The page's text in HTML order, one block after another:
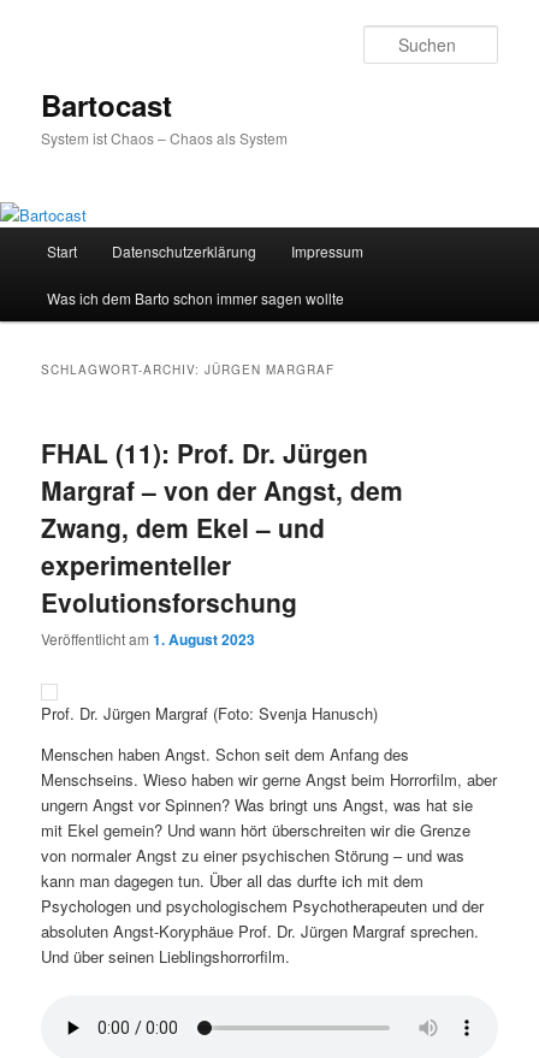
Bartocast
System ist Chaos – Chaos als System
Start Datenschutzerklärung Impressum
Was ich dem Barto schon immer sagen wollte
SCHLAGWORT-ARCHIV:JÜRGEN MARGRAF
FHAL (11): Prof. Dr. Jürgen
Margraf – von der Angst, dem
Zwang, dem Ekel – und
experimenteller
Evolutionsforschung
Veröffentlicht am1. August 2023
Prof. Dr. Jürgen Margraf (Foto: Svenja Hanusch)
Menschen haben Angst. Schon seit dem Anfang des
Menschseins. Wieso haben wir gerne Angst beim Horrorfilm, aber
ungern Angst vor Spinnen? Was bringt uns Angst, was hat sie
mit Ekel gemein? Und wann hört überschreiten wir die Grenze
von normaler Angst zu einer psychischen Störung – und was
kann man dagegen tun. Über all das durfte ich mit dem
Psychologen und psychologischem Psychotherapeuten und der
absoluten Angst-Koryphäue Prof. Dr. Jürgen Margraf sprechen.
Und über seinen Lieblingshorrorfilm.